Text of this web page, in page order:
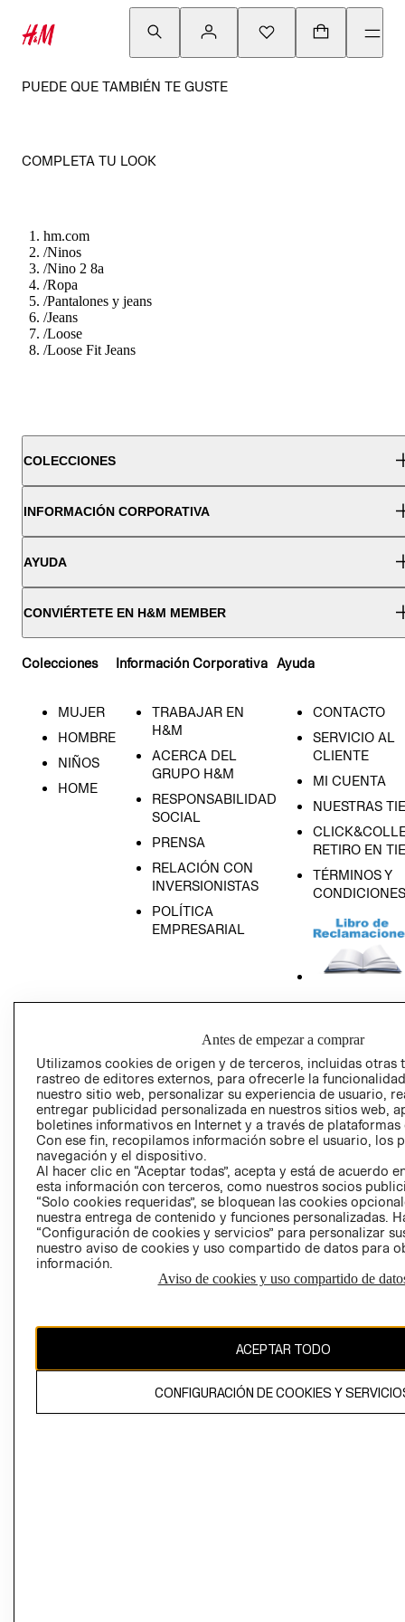
PUEDE QUE TAMBIÉN TE GUSTE
COMPLETA TU LOOK
hm.com
/Ninos
/Nino 2 8a
/Ropa
/Pantalones y jeans
/Jeans
/Loose
/Loose Fit Jeans
COLECCIONES
INFORMACIÓN CORPORATIVA
AYUDA
CONVIÉRTETE EN H&M MEMBER
Colecciones
MUJER
HOMBRE
NIÑOS
HOME
Información Corporativa
TRABAJAR EN
H&M
ACERCA DEL
GRUPO H&M
RESPONSABILIDAD
SOCIAL
PRENSA
RELACIÓN CON
INVERSIONISTAS
POLÍTICA
EMPRESARIAL
Ayuda
CONTACTO
SERVICIO AL
CLIENTE
MI CUENTA
NUESTRAS
RETIRO EN
TÉRMINOS Y
CONDICIONES
PRIVACIDAD
GIFT CARD
AVISO DE
Perú (S/)
CAMBIAR REGIÓN
El contenido de esta página web está protegido por copyright y es
Antes de empezar a comprar
Utilizamos cookies de origen y de terceros, incluidas otras
rastreo de editores externos, para ofrecerle la
nuestro sitio web, personalizar su experiencia de usuario,
entregar publicidad personalizada en nuestros sitios web,
boletines informativos en Internet y a través de plataformas
Con ese fin, recopilamos información sobre el usuario, los
navegación y el dispositivo.
Al hacer clic en “Aceptar todas”, acepta y está de acuerdo
esta información con terceros, como nuestros socios
“Solo cookies requeridas”, se bloquean las cookies
nuestra entrega de contenido y funciones personalizadas.
“Configuración de cookies y servicios” para personalizar
nuestro aviso de cookies y uso compartido de datos para
información.
Aviso de cookies y uso compartido de
ACEPTAR TODO
CONFIGURACIÓN DE COOKIES Y